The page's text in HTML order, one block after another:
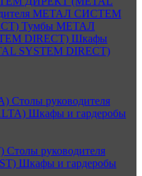
МЕТАЛ СИСТЕМ
Тумбы МЕТАЛ
DIRECT) Шкафы
SYSTEM DIRECT)
Столы руководителя
Шкафы и гардеробы
Столы руководителя
Шкафы и гардеробы